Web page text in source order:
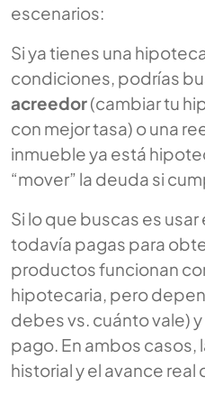
escenarios:
Si ya tienes una
condiciones, podrías
acreedor(cambiar tu
con mejor tasa) o una
inmueble ya está
“mover” la deuda si
Si lo que buscas es
todavía pagas para
productos funcionan
hipotecaria, pero
debes vs. cuánto vale)
pago. En ambos casos,
historial y el avance real